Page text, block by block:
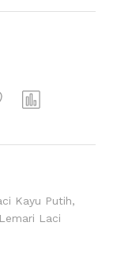
Kayu Putih,
Lemari Laci